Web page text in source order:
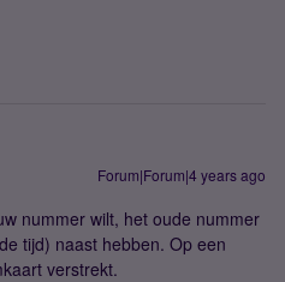
Forum|Forum|4 years ago
nummer wilt, het oude nummer
tijd) naast hebben. Op een
verstrekt.